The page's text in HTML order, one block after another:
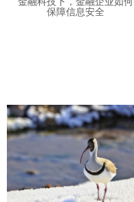
保障信息安全